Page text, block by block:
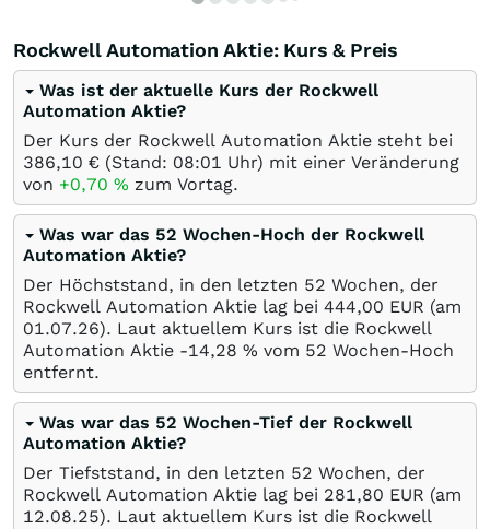
Rockwell Automation Aktie: Kurs & Preis
Was ist der aktuelle Kurs der Rockwell
Automation Aktie?
Der Kurs der Rockwell Automation Aktie steht bei
386,10 € (Stand: 08:01 Uhr) mit einer Veränderung
von +0,70 % zum Vortag.
Was war das 52 Wochen-Hoch der Rockwell
Automation Aktie?
Der Höchststand, in den letzten 52 Wochen, der
Rockwell Automation Aktie lag bei 444,00 EUR (am
01.07.26). Laut aktuellem Kurs ist die Rockwell
Automation Aktie -14,28 % vom 52 Wochen-Hoch
entfernt.
Was war das 52 Wochen-Tief der Rockwell
Automation Aktie?
Der Tiefststand, in den letzten 52 Wochen, der
Rockwell Automation Aktie lag bei 281,80 EUR (am
12.08.25). Laut aktuellem Kurs ist die Rockwell